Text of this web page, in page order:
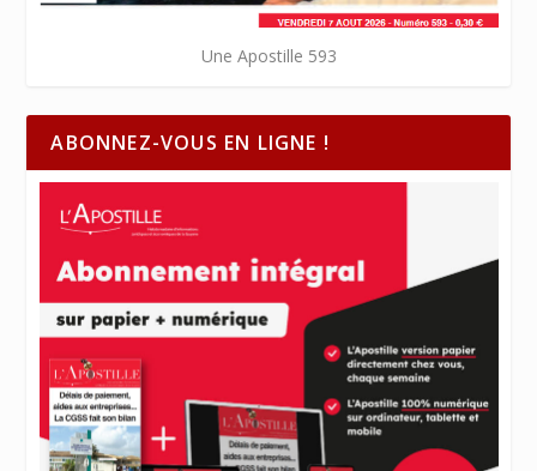
Une Apostille 593
ABONNEZ-VOUS EN LIGNE !